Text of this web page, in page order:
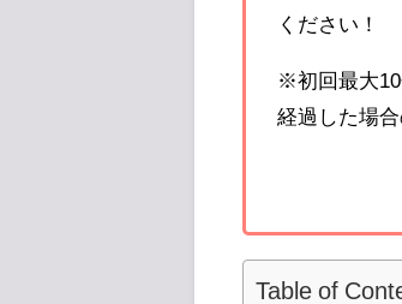
ください！
※初回最大10
経過した場
Table of